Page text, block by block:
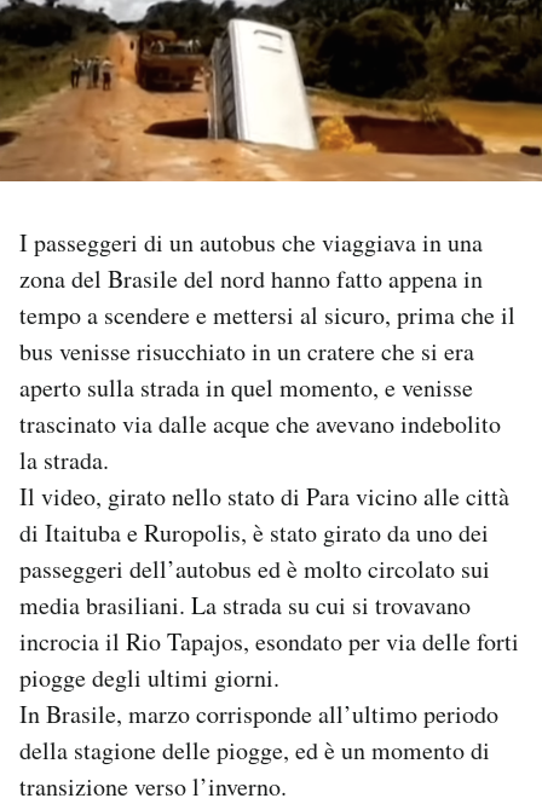
PODCAST
NEWSLETTER
SHOP
CALENDARIO
Area Personale
Newsletter
Notifiche mobile
Esci
I passeggeri di un autobus che viaggiava in una
zona del Brasile del nord hanno fatto appena in
tempo a scendere e mettersi al sicuro, prima che il
bus venisse risucchiato in un cratere che si era
aperto sulla strada in quel momento, e venisse
trascinato via dalle acque che avevano indebolito
la strada.
Il video, girato nello stato di Para vicino alle città
di Itaituba e Ruropolis, è stato girato da uno dei
passeggeri dell’autobus ed è molto circolato sui
media brasiliani. La strada su cui si trovavano
incrocia il Rio Tapajos, esondato per via delle forti
piogge degli ultimi giorni.
In Brasile, marzo corrisponde all’ultimo periodo
della stagione delle piogge, ed è un momento di
transizione verso l’inverno.